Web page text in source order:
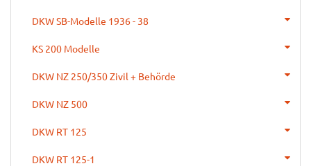
DKW SB-Modelle 1936 - 38
KS 200 Modelle
DKW NZ 250/350 Zivil + Behörde
DKW NZ 500
DKW RT 125
DKW RT 125-1